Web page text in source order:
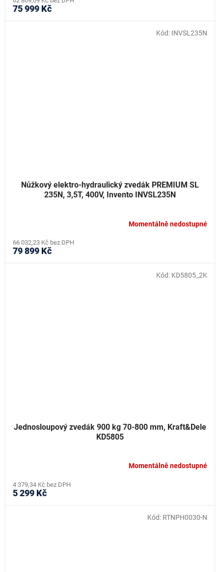
75 999 Kč
Nůžkový elektro-hydraulický zvedák PREMIUM SL
235N, 3,5T, 400V, Invento INVSL235N
Momentálně nedostupné
66 032,23 Kč bez DPH
79 899 Kč
Kód: INVSL235N
Jednosloupový zvedák 900 kg 70-800 mm, Kraft&Dele
KD5805
Momentálně nedostupné
4 379,34 Kč bez DPH
5 299 Kč
Kód: KD5805_2K
Kód: RTNPH0030-N